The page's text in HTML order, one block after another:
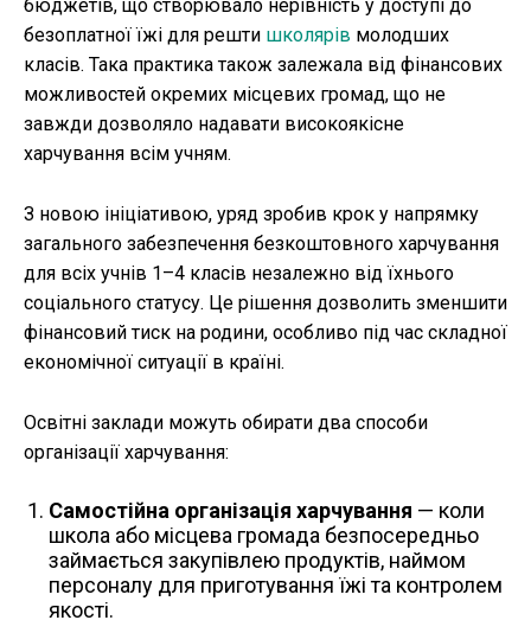
бюджетів, що створювало нерівність у доступі до
безоплатної їжі для решти школярів молодших
класів. Така практика також залежала від фінансових
можливостей окремих місцевих громад, що не
завжди дозволяло надавати високоякісне
харчування всім учням.
З новою ініціативою, уряд зробив крок у напрямку
загального забезпечення безкоштовного харчування
для всіх учнів 1–4 класів незалежно від їхнього
соціального статусу. Це рішення дозволить зменшити
фінансовий тиск на родини, особливо під час складної
економічної ситуації в країні.
Освітні заклади можуть обирати два способи
організації харчування:
Самостійна організація харчування — коли
школа або місцева громада безпосередньо
займається закупівлею продуктів, наймом
персоналу для приготування їжі та контролем
якості.